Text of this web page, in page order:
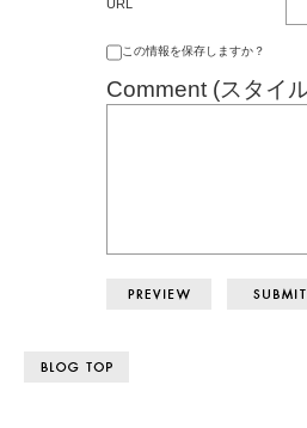
URL
この情報を保存しますか？
Comment (スタイ